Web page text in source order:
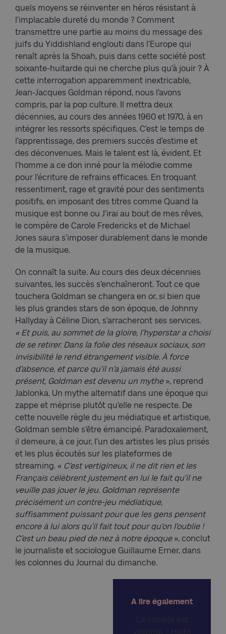
quels moyens se réinventer en héros résistant à
l’implacable dureté du monde ? Comment
transmettre une partie au moins du message des
juifs du Yiddishland englouti dans l’Europe qui
renaît après la Shoah, puis dans cette société post
soixante-huitarde qui ne cherche plus qu’à jouir ? À
cette interrogation apparemment inextricable,
Jean-Jacques Goldman répond, nous l’avons
compris, par la pop culture. Il mettra deux
décennies, au cours des années 1960 et 1970, à en
intégrer les ressorts spécifiques. C’est le temps de
l’apprentissage, des premiers succès d’estime et
des déconvenues. Mais le talent est là, évident. Et
l’homme a ce don inné pour la mélodie comme
pour l’écriture de refrains efficaces. En troquant
ressentiment, rage et gravité pour des sentiments
positifs, en imposant des titres comme Quand la
musique est bonne ou J’irai au bout de mes rêves,
le compère de Carole Fredericks et de Michael
Jones saura s’imposer durablement dans le monde
de la musique.
On connaît la suite. Au cours des deux décennies
suivantes, les succès s’enchaîneront. Tout ce que
touchera Goldman se changera en or, si bien que
les plus grandes stars de son époque, de Johnny
Hallyday à Céline Dion, s’arracheront ses services.
« Et puis, au sommet de la gloire, l’hyperstar a choisi
de se retirer. Dans la folie des réseaux sociaux, son
invisibilité le rend étrangement visible. À force
d’absence, et parce qu’il n’a jamais été aussi
présent, Goldman est devenu un mythe», reprend
Jablonka. Un mythe alternatif dans une époque qui
zappe et méprise plutôt qu’elle ne respecte. De
cette nouvelle règle du jeu médiatique et artistique,
Goldman semble s’être émancipé. Paradoxalement,
il demeure, à ce jour, l’un des artistes les plus prisés
et les plus écoutés sur les plateformes de
streaming. « C’est vertigineux, il ne dit rien et les
Français célèbrent justement en lui le fait qu’il ne
veuille pas jouer le jeu. Goldman représente
précisément un contre-jeu médiatique,
suffisamment puissant pour que les gens pensent
encore à lui alors qu’il fait tout pour qu’on l’oublie !
C’est un beau pied de nez à notre époque», conclut
le journaliste et sociologue Guillaume Erner, dans
les colonnes du Journal du dimanche.
A lire également